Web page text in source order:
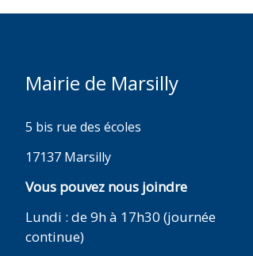
Mairie de Marsilly
5 bis rue des écoles
17137 Marsilly
Vous pouvez nous joindre
Lundi : de 9h à 17h30 (journée
continue)